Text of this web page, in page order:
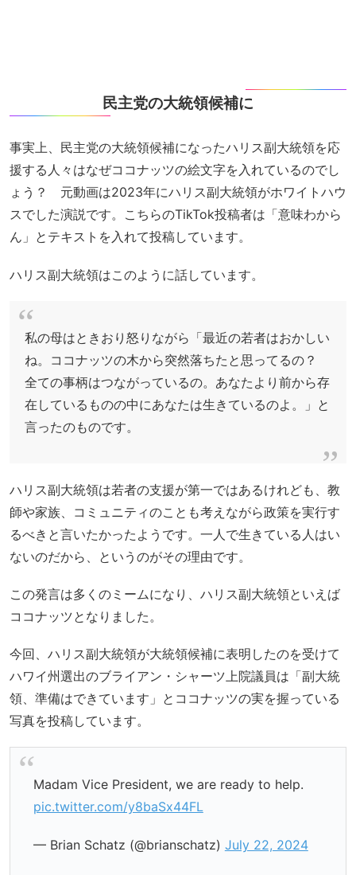
民主党の大統領候補に
事実上、民主党の大統領候補になったハリス副大統領を応
援する人々はなぜココナッツの絵文字を入れているのでし
ょう？ 元動画は2023年にハリス副大統領がホワイトハウ
スでした演説です。こちらのTikTok投稿者は「意味わから
ん」とテキストを入れて投稿しています。
ハリス副大統領はこのように話しています。
私の母はときおり怒りながら「最近の若者はおかしい
ね。ココナッツの木から突然落ちたと思ってるの？
全ての事柄はつながっているの。あなたより前から存
在しているものの中にあなたは生きているのよ。」と
言ったのものです。
ハリス副大統領は若者の支援が第一ではあるけれども、教
師や家族、コミュニティのことも考えながら政策を実行す
るべきと言いたかったようです。一人で生きている人はい
ないのだから、というのがその理由です。
この発言は多くのミームになり、ハリス副大統領といえば
ココナッツとなりました。
今回、ハリス副大統領が大統領候補に表明したのを受けて
ハワイ州選出のブライアン・シャーツ上院議員は「副大統
領、準備はできています」とココナッツの実を握っている
写真を投稿しています。
Madam Vice President, we are ready to help.
pic.twitter.com/y8baSx44FL
— Brian Schatz (@brianschatz) July 22, 2024